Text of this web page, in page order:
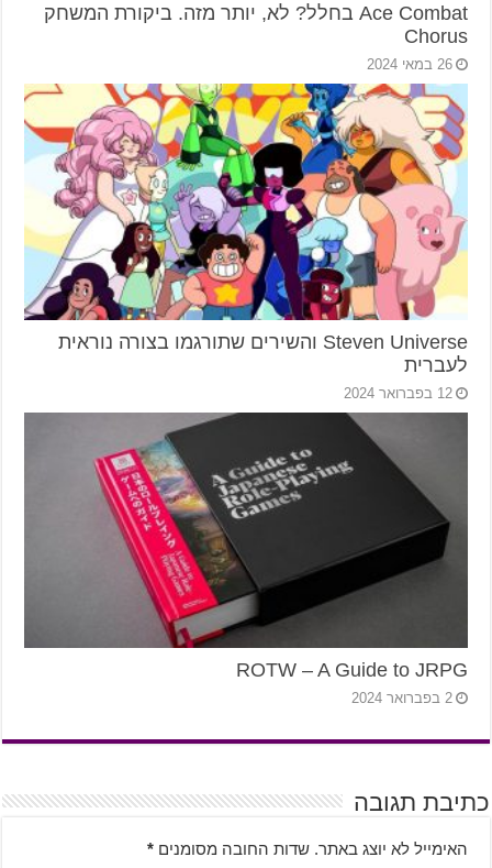
Ace Combat בחלל? לא, יותר מזה. ביקורת המשחק
Chorus
26 במאי 2024
Steven Universe והשירים שתורגמו בצורה נוראית
לעברית
12 בפברואר 2024
ROTW – A Guide to JRPG
2 בפברואר 2024
כתיבת תגובה
האימייל לא יוצג באתר. שדות החובה מסומנים *